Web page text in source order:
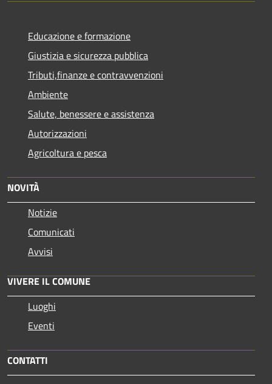
Educazione e formazione
Giustizia e sicurezza pubblica
Tributi,finanze e contravvenzioni
Ambiente
Salute, benessere e assistenza
Autorizzazioni
Agricoltura e pesca
NOVITÀ
Notizie
Comunicati
Avvisi
VIVERE IL COMUNE
Luoghi
Eventi
CONTATTI